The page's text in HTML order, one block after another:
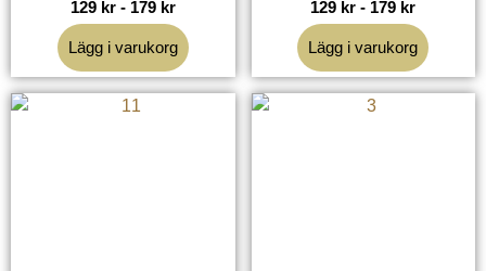
129 kr- 179 kr
Lägg i varukorg
129 kr - 179 kr
Lägg i varukorg